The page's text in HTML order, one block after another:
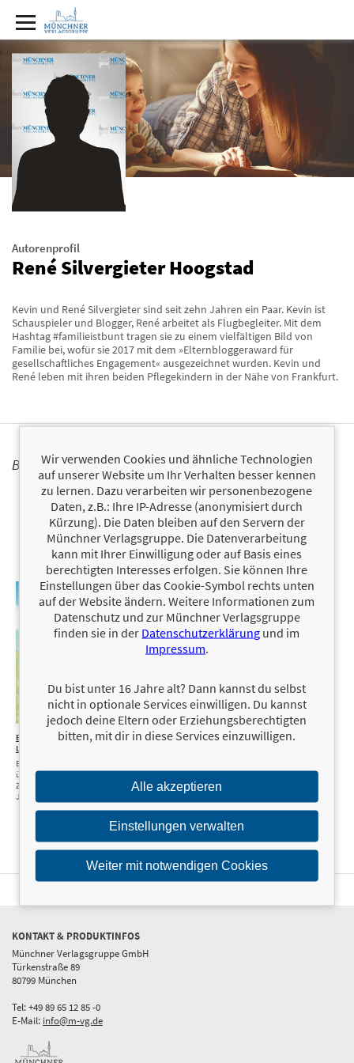
Autorenprofil
René Silvergieter Hoogstad
Kevin und René Silvergieter sind seit zehn Jahren ein Paar. Kevin ist
Schauspieler und Blogger, René arbeitet als Flugbegleiter. Mit dem
Hashtag #familieistbunt tragen sie zu einem vielfältigen Bild von
Familie bei, wofür sie 2017 mit dem »Elternbloggeraward für
gesellschaftliches Engagement« ausgezeichnet wurden. Kevin und
René leben mit ihren beiden Pflegekindern in der Nähe von Frankfurt.
BÜCHER
12,99 €
Ein Zuhause für
Ludwig
Eine bezaubernde Geschichte
über Geborgenheit und
Zugehörigkeit für Kinder ab 5
Jahren
14,99 €
Papa,
Warum Familie
auch anders
KONTAKT & PRODUKTINFOS
Münchner Verlagsgruppe GmbH
Türkenstraße 89
80799 München
Tel: +49 89 65 12 85 -0
E-Mail: info@m-vg.de
Wir verwenden Cookies und ähnliche Technologien
auf unserer Website um Ihr Verhalten besser kennen
zu lernen. Dazu verarbeiten wir personenbezogene
Daten, z.B.: Ihre IP-Adresse (anonymisiert durch
Kürzung). Die Daten bleiben auf den Servern der
Münchner Verlagsgruppe. Die Datenverarbeitung
kann mit Ihrer Einwilligung oder auf Basis eines
berechtigten Interesses erfolgen. Sie können Ihre
Einstellungen über das Cookie-Symbol rechts unten
auf der Website ändern. Weitere Informationen zum
Datenschutz und zur Münchner Verlagsgruppe
finden sie in der Datenschutzerklärung und im
Impressum.
Du bist unter 16 Jahre alt? Dann kannst du selbst
nicht in optionale Services einwilligen. Du kannst
jedoch deine Eltern oder Erziehungsberechtigten
bitten, mit dir in diese Services einzuwilligen.
Alle akzeptieren
Einstellungen verwalten
Weiter mit notwendigen Cookies